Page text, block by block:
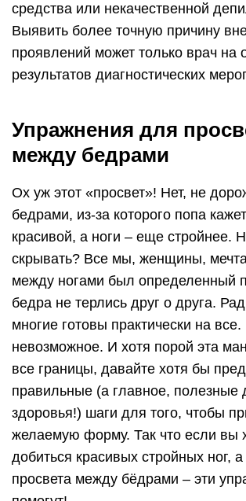
средства или некачественной
Выявить более точную причину
проявлений может только врач на
результатов диагностических
Упражнения для
между бедрами
Ох уж этот «просвет»! Нет, не
бедрами, из-за которого попа
красивой, а ноги – еще стройнее.
скрывать? Все мы, женщины,
между ногами был определенный
бедра не терлись друг о друга.
многие готовы практически на
невозможное. И хотя порой эта
все границы, давайте хотя бы
правильные (а главное, полезные
здоровья!) шаги для того, чтобы
желаемую форму. Так что если вы
добиться красивых стройных ног,
просвета между бёдрами – эти